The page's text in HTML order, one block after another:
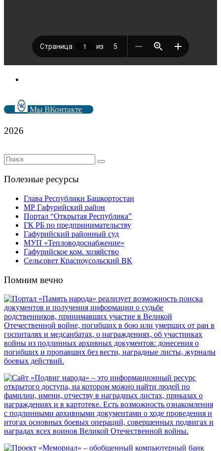
Мы ВКонтакте
2026
Полезные ресурсы
Глава Республики Башкортостан
МР Гафурийский район
Портал “Открытая Республика”
ГК РБ по предпринимательству
Гафурийский районный суд
МУП «Тепловодоснабжение»
Гафурийское ком. хозяйство
Сельсовет Красноусольский ВК
Помним вечно